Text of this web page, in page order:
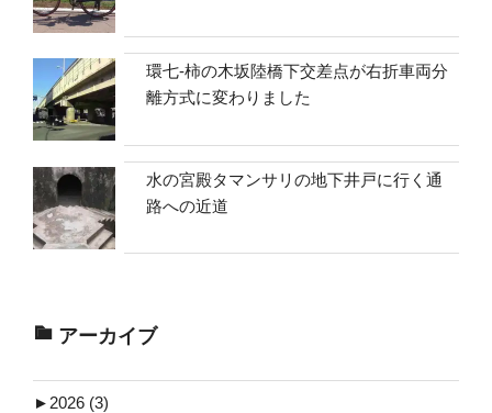
環七-柿の木坂陸橋下交差点が右折車両分
離方式に変わりました
水の宮殿タマンサリの地下井戸に行く通
路への近道
アーカイブ
► 2026 (3)